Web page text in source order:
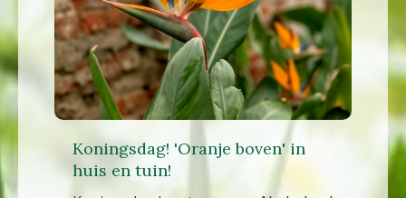
Koningsdag! 'Oranje boven' in
huis en tuin!